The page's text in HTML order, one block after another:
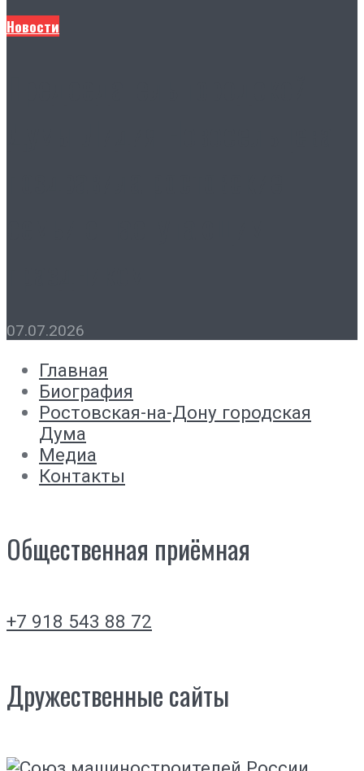
Новости
07.07.2026
Главная
Биография
Ростовская-на-Дону городская
Дума
Медиа
Контакты
Общественная приёмная
+7 918 543 88 72
Дружественные сайты